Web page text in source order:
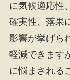
に気候適応性
確実性、落果
影響が挙げら
軽減できます
に悩まされる